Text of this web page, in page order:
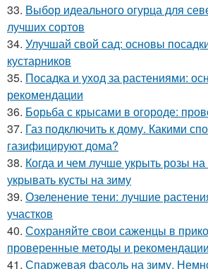
33. Выбор идеального огурца для
лучших сортов
34. Улучшай свой сад: основы
кустарников
35. Посадка и уход за растениями:
рекомендации
36. Борьба с крысами в огороде:
37. Газ подключить к дому. Какими
газифицируют дома?
38. Когда и чем лучше укрыть розы
укрывать кусты на зиму
39. Озеленение тени: лучшие
участков
40. Сохраняйте свои саженцы в
проверенные методы и рекомендации
41. Спаржевая фасоль на зиму.